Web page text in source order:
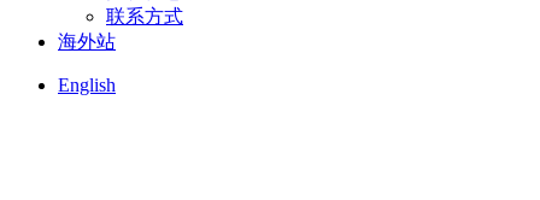
联系方式
海外站
English